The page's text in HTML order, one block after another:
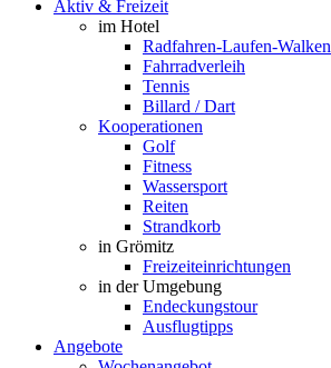
Aktiv & Freizeit
im Hotel
Radfahren-Laufen-Walken
Fahrradverleih
Tennis
Billard / Dart
Kooperationen
Golf
Fitness
Wassersport
Reiten
Strandkorb
in Grömitz
Freizeiteinrichtungen
in der Umgebung
Endeckungstour
Ausflugtipps
Angebote